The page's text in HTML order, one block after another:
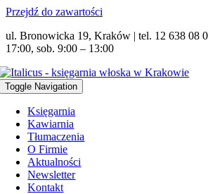
Przejdź do zawartości
ul. Bronowicka 19, Kraków | tel. 12 638 08
17:00, sob. 9:00 – 13:00
Toggle Navigation
Księgarnia
Kawiarnia
Tłumaczenia
O Firmie
Aktualności
Newsletter
Kontakt